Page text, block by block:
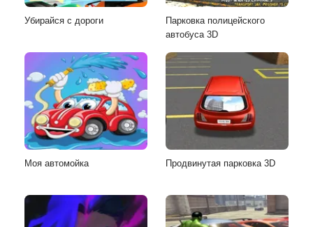
Убирайся с дороги
Парковка полицейского
автобуса 3D
Моя автомойка Продвинутая парковка 3D